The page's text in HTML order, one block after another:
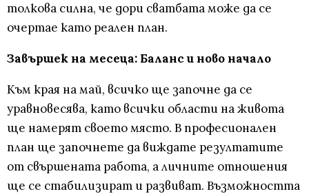
толкова силна, че дори сватбата може да се
очертае като реален план.
Завършек на месеца: Баланс и ново начало
Към края на май, всичко ще започне да се
уравновесява, като всички области на живота
ще намерят своето място. В професионален
план ще започнете да виждате резултатите
от свършената работа, а личните отношения
ще се стабилизират и развиват. Възможността